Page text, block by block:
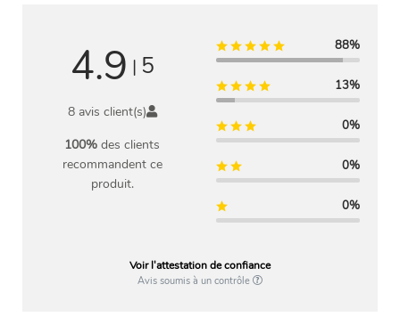
4.9 | 5
8 avis client(s)
100% des clients
recommandent ce
produit.
88%
13%
0%
0%
0%
Voir l'attestation de confiance
Avis soumis à un contrôle